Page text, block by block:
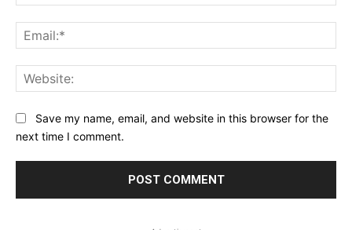
Save my name, email, and website in this browser for the
next time I comment.